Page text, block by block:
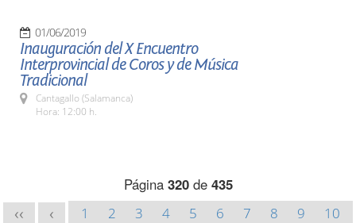
01/06/2019
Inauguración del X Encuentro
Interprovincial de Coros y de Música
Tradicional
Cantagallo (Salamanca)
Hora: 12:00 h.
Página 320de 435
<< < 1 2 3 4 5 6 7 8 9
10